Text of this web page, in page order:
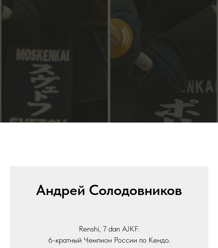
Андрей Солодовников
Renshi, 7 dan AJKF.
6-кратный Чемпион России по Кендо.